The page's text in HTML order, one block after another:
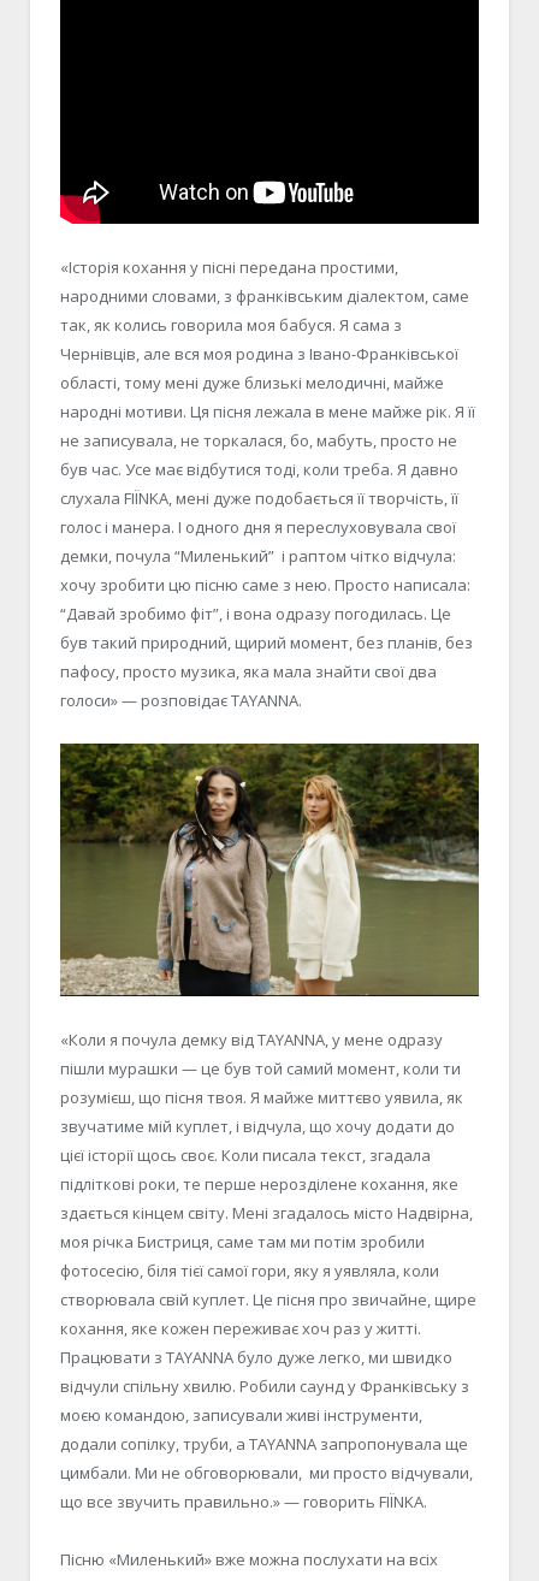
«Історія кохання у пісні передана простими,
народними словами, з франківським діалектом, саме
так, як колись говорила моя бабуся. Я сама з
Чернівців, але вся моя родина з Івано-Франківської
області, тому мені дуже близькі мелодичні, майже
народні мотиви. Ця пісня лежала в мене майже рік. Я її
не записувала, не торкалася, бо, мабуть, просто не
був час. Усе має відбутися тоді, коли треба. Я давно
слухала FIÏNKA, мені дуже подобається її творчість, її
голос і манера. І одного дня я переслуховувала свої
демки, почула “Миленький” і раптом чітко відчула:
хочу зробити цю пісню саме з нею. Просто написала:
“Давай зробимо фіт”, і вона одразу погодилась. Це
був такий природний, щирий момент, без планів, без
пафосу, просто музика, яка мала знайти свої два
голоси» — розповідає TAYANNA.
«Коли я почула демку від TAYANNA, у мене одразу
пішли мурашки — це був той самий момент, коли ти
розумієш, що пісня твоя. Я майже миттєво уявила, як
звучатиме мій куплет, і відчула, що хочу додати до
цієї історії щось своє. Коли писала текст, згадала
підліткові роки, те перше нерозділене кохання, яке
здається кінцем світу. Мені згадалось місто Надвірна,
моя річка Бистриця, саме там ми потім зробили
фотосесію, біля тієї самої гори, яку я уявляла, коли
створювала свій куплет. Це пісня про звичайне, щире
кохання, яке кожен переживає хоч раз у житті.
Працювати з TAYANNA було дуже легко, ми швидко
відчули спільну хвилю. Робили саунд у Франківську з
моєю командою, записували живі інструменти,
додали сопілку, труби, а TAYANNA запропонувала ще
цимбали. Ми не обговорювали, ми просто відчували,
що все звучить правильно.» — говорить FIÏNKA.
Пісню «Миленький» вже можна послухати на всіх